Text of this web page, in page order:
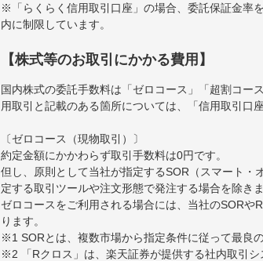
※「らくらく信用取引口座」の場合、委託保証金率
内に制限しています。
【株式等のお取引にかかる費用】
国内株式の委託手数料は「ゼロコース」「超割コー
用取引と記載のある箇所については、「信用取引口
〔ゼロコース（現物取引）〕
約定金額にかかわらず取引手数料は0円です。
但し、原則として当社が指定するSOR（スマート
定する取引ツールや注文形態で発注する場合を除きま
ゼロコースをご利用される場合には、当社のSOR
ります。
※1 SORとは、複数市場から指定条件に従って最良
※2 「Rクロス」は、楽天証券が提供する社内取引